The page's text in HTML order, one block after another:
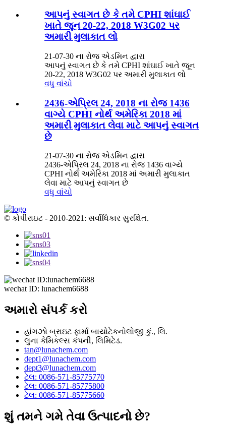
આપનું સ્વાગત છે કે તમે CPHI શાંઘાઈ
ખાતે જૂન 20-22, 2018 W3G02 પર
અમારી મુલાકાત લો
21-07-30 ના રોજ એડમિન દ્વારા
આપનું સ્વાગત છે કે તમે CPHI શાંઘાઈ ખાતે જૂન
20-22, 2018 W3G02 પર અમારી મુલાકાત લો
વધુ વાંચો
2436-એપ્રિલ 24, 2018 ના રોજ 1436
વાગ્યે CPHI નોર્થ અમેરિકા 2018 માં
અમારી મુલાકાત લેવા માટે આપનું સ્વાગત
છે
21-07-30 ના રોજ એડમિન દ્વારા
2436-એપ્રિલ 24, 2018 ના રોજ 1436 વાગ્યે
CPHI નોર્થ અમેરિકા 2018 માં અમારી મુલાકાત
લેવા માટે આપનું સ્વાગત છે
વધુ વાંચો
© કોપીરાઇટ - 2010-2021: સર્વાધિકાર સુરક્ષિત.
wechat ID: lunachem6688
અમારો સંપર્ક કરો
હાંગઝો બ્રાઇટ ફાર્મા બાયોટેકનોલોજી કું., લિ.
લુના કેમિકલ્સ કંપની, લિમિટેડ.
tan@lunachem.com
dept1@lunachem.com
dept3@lunachem.com
ટેલ: 0086-571-85775770
ટેલ: 0086-571-85775800
ટેલ: 0086-571-85775660
શું તમને ગમે તેવા ઉત્પાદનો છે?